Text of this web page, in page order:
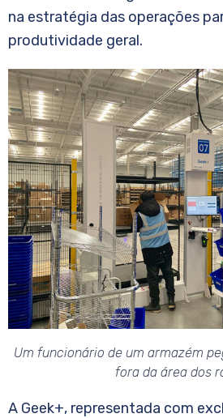
na estratégia das operações
produtividade geral.
Um funcionário de um armazém
fora da área dos
A Geek+, representada com